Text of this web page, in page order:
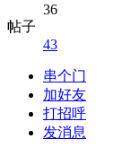
36
帖子
43
串个门
加好友
打招呼
发消息